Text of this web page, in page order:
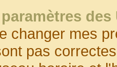
changer mes
pas